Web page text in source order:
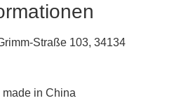
Straße 103, 34134
made in China